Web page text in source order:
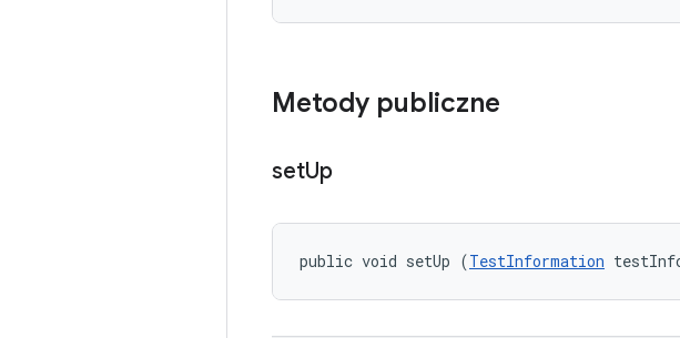
Metody publiczne
setUp
public void setUp (TestInformation